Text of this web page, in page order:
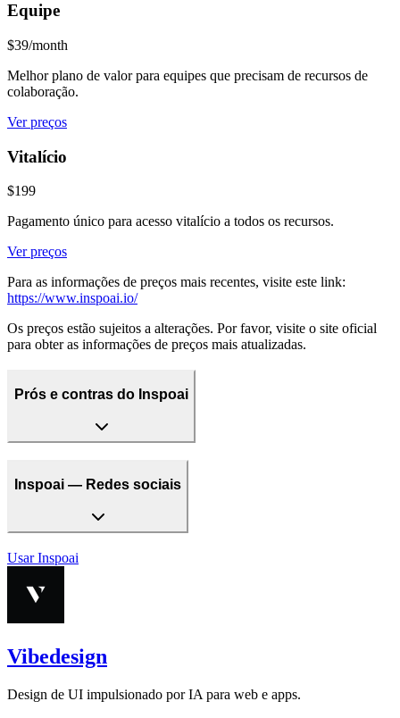
Equipe
$39/month
Melhor plano de valor para equipes que precisam de recursos de
colaboração.
Ver preços
Vitalício
$199
Pagamento único para acesso vitalício a todos os recursos.
Ver preços
Para as informações de preços mais recentes, visite este link:
https://www.inspoai.io/
Os preços estão sujeitos a alterações. Por favor, visite o site oficial
para obter as informações de preços mais atualizadas.
Prós e contras do Inspoai
Inspoai — Redes sociais
Usar Inspoai
Vibedesign
Design de UI impulsionado por IA para web e apps.